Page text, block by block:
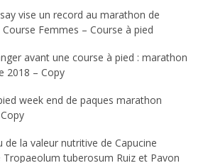
vise un record au marathon de
Femmes – Course à pied
avant une course à pied : marathon
2018 – Copy
week end de paques marathon
de la valeur nutritive de Capucine
Tropaeolum tuberosum Ruiz et Pavon